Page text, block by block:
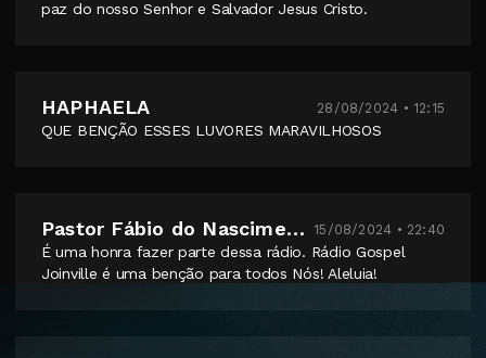
paz do nosso Senhor e Salvador Jesus Cristo.
HAPHAELA 28/08/2024 • 12:15
QUE BENÇÃO ESSES LUVORES MARAVILHOSOS
Pastor Fábio do Nascimento 15/08/2024 • 22:40
É uma honra fazer parte dessa rádio. Rádio Gospel
Joinville é uma benção para todos Nós! Aleluia!